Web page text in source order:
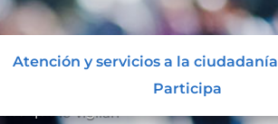
Atención y servicios a la ciudadanía
Participa
que lo vigilan